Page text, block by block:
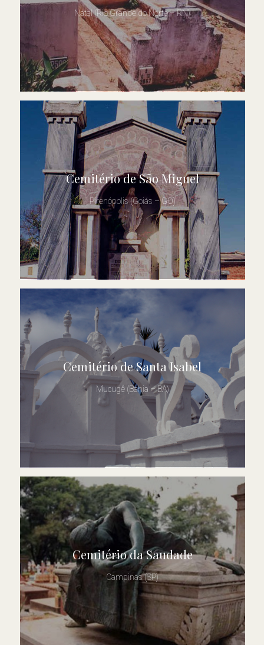
Natal (Rio Grande do Norte – RN)
Cemitério de São Miguel
Pirenópolis (Goiás – GO)
Cemitério de Santa Isabel
Mucugê (Bahia – BA)
Cemitério da Saudade
Campinas (SP)